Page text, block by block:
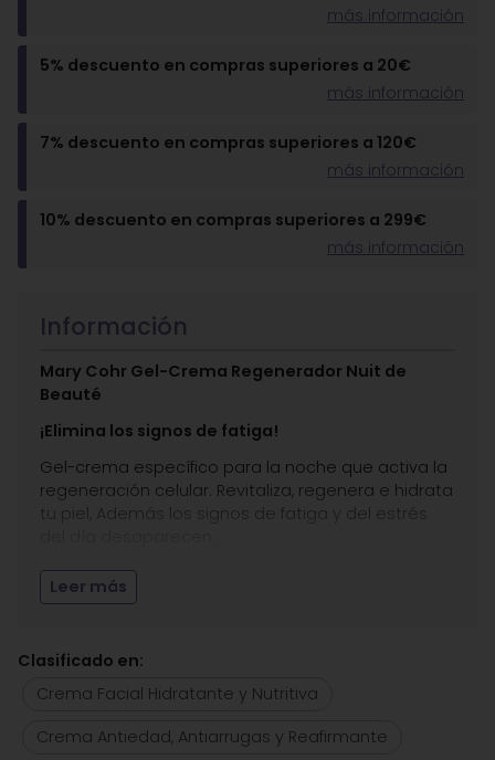
más información
5% descuento en compras superiores a 20€
más información
7% descuento en compras superiores a 120€
más información
10% descuento en compras superiores a 299€
más información
Información
Mary Cohr Gel-Crema Regenerador Nuit de
Beauté
¡Elimina los signos de fatiga!
Gel-crema específico para la noche que activa la
regeneración celular. Revitaliza, regenera e hidrata
tu piel, Además los signos de fatiga y del estrés
Activa los mecanismos biológicos para reparar los
efectos del estrés, la falta de sueño y la fatiga
Está indicado para todo tipo de pieles.
Entre susprincipios activosdestacamos:
Chrononight: Activa los metabolismos
celulares y la regeneración por la noche.
Leer más
Clasificado en:
Crema Facial Hidratante y Nutritiva
Crema Antiedad, Antiarrugas y Reafirmante